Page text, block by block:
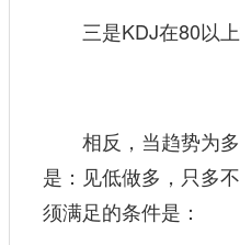
三是KDJ在80以上
相反，当趋势为
是：见低做多，只多
须满足的条件是：